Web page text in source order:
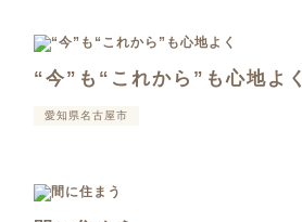
“今”も“これから”も心地よく
愛知県名古屋市